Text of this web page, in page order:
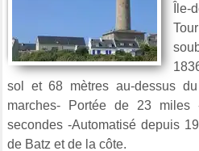
Île-
sol et 68 mètres au-dessus
marches- Portée de 23
secondes -Automatisé depuis
de Batz et de la côte.